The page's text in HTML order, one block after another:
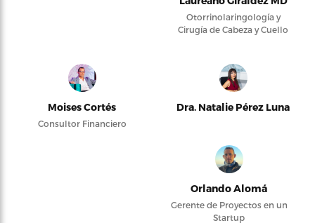
Otorrinolaringología y
Cirugía de Cabeza y Cuello
Moises Cortés
Consultor Financiero
Dra. Natalie Pérez Luna
Orlando Alomá
Gerente de Proyectos en un
Startup